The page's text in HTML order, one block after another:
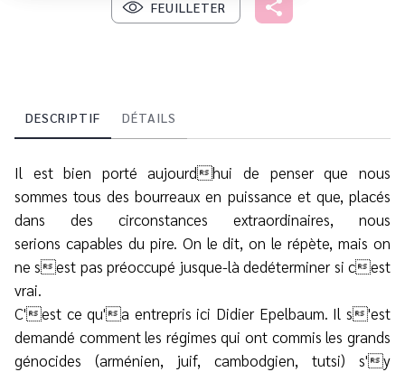
FEUILLETER
DESCRIPTIF DÉTAILS
Il est bien porté aujourdhui de penser que nous
sommes tous des bourreaux en puissance et que, placés
dans des circonstances extraordinaires, nous
serions capables du pire. On le dit, on le répète, mais on
ne sest pas préoccupé jusque-là dedéterminer si cest
vrai.
C'est ce qu'a entrepris ici Didier Epelbaum. Il s'est
demandé comment les régimes qui ont commis les grands
génocides (arménien, juif, cambodgien, tutsi) s'y